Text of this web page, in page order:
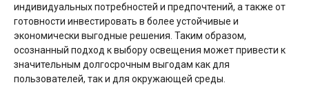
индивидуальных потребностей и предпочтений, а также от
готовности инвестировать в более устойчивые и
экономически выгодные решения. Таким образом,
осознанный подход к выбору освещения может привести к
значительным долгосрочным выгодам как для
пользователей, так и для окружающей среды.